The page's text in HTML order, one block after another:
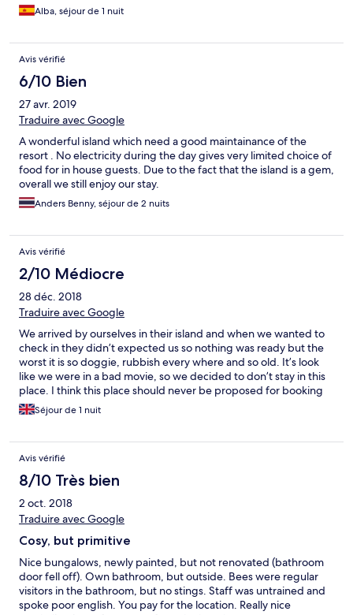
Alba, séjour de 1 nuit
Avis vérifié
6/10 Bien
27 avr. 2019
Traduire avec Google
A wonderful island which need a good maintainance of the
resort . No electricity during the day gives very limited choice of
food for in house guests. Due to the fact that the island is a gem,
overall we still enjoy our stay.
Anders Benny, séjour de 2 nuits
Avis vérifié
2/10 Médiocre
28 déc. 2018
Traduire avec Google
We arrived by ourselves in their island and when we wanted to
check in they didn’t expected us so nothing was ready but the
worst it is so doggie, rubbish every where and so old. It’s look
like we were in a bad movie, so we decided to don’t stay in this
place. I think this place should never be proposed for booking
because it’s not correct.
Séjour de 1 nuit
Avis vérifié
8/10 Très bien
2 oct. 2018
Traduire avec Google
Cosy, but primitive
Nice bungalows, newly painted, but not renovated (bathroom
door fell off). Own bathroom, but outside. Bees were regular
visitors in the bathroom, but no stings. Staff was untrained and
spoke poor english. You pay for the location. Really nice